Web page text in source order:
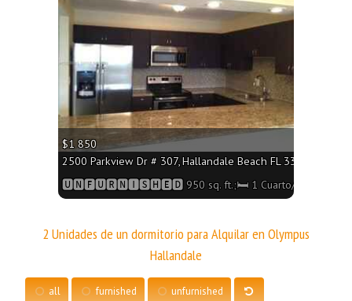
$1 850
2500 Parkview Dr # 307, Hallandale Beach FL 33009 - 950
🆄🅽🅵🆄🆁🅽🅸🆂🅷🅴🅳 950 sq. ft.;🛏 1 Cuarto/🛁2 Baños
2 Unidades de un dormitorio para Alquilar en Olympus
Hallandale
all furnished unfurnished